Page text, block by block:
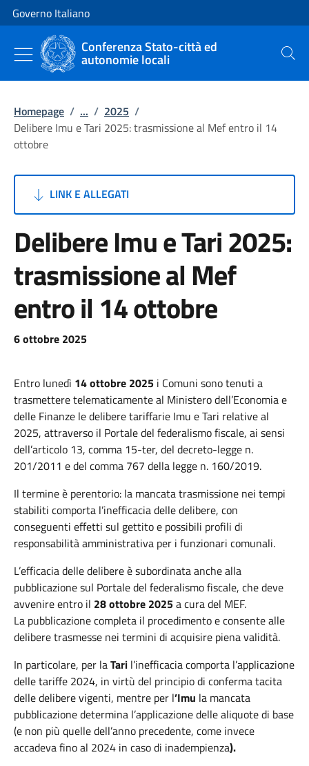
Vai al contenuto
Vai alla navigazione del sito
Governo Italiano
Conferenza Stato-città ed
autonomie locali Cerca
Homepage / ... / 2025 /
Delibere Imu e Tari 2025: trasmissione al Mef entro il 14
ottobre
LINK E ALLEGATI
Delibere Imu e Tari 2025:
trasmissione al Mef
entro il 14 ottobre
6 ottobre 2025
Entro lunedì 14 ottobre 2025 i Comuni sono tenuti a
trasmettere telematicamente al Ministero dell’Economia e
delle Finanze le delibere tariffarie Imu e Tari relative al
2025, attraverso il Portale del federalismo fiscale, ai sensi
dell’articolo 13, comma 15-ter, del decreto-legge n.
201/2011 e del comma 767 della legge n. 160/2019.
Il termine è perentorio: la mancata trasmissione nei tempi
stabiliti comporta l’inefficacia delle delibere, con
conseguenti effetti sul gettito e possibili profili di
responsabilità amministrativa per i funzionari comunali.
L’efficacia delle delibere è subordinata anche alla
pubblicazione sul Portale del federalismo fiscale, che deve
avvenire entro il 28 ottobre 2025a cura del MEF.
La pubblicazione completa il procedimento e consente alle
delibere trasmesse nei termini di acquisire piena validità.
In particolare, per laTari l’inefficacia comporta l’applicazione
delle tariffe 2024, in virtù del principio di conferma tacita
delle delibere vigenti, mentre per l’Imu la mancata
pubblicazione determina l’applicazione delle aliquote di base
(e non più quelle dell’anno precedente, come invece
accadeva fino al 2024 in caso di inadempienza).